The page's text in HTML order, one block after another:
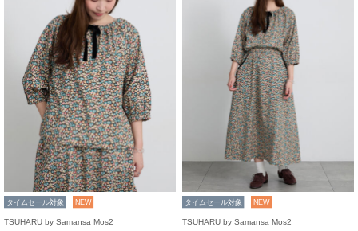
タイムセール対象 NEW
TSUHARU by Samansa Mos2
タイムセール対象 NEW
TSUHARU by Samansa Mos2